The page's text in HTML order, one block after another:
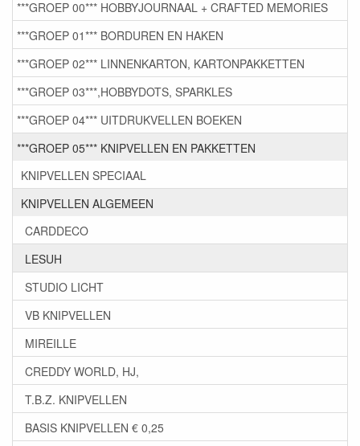
***GROEP 00*** HOBBYJOURNAAL + CRAFTED MEMORIES
***GROEP 01*** BORDUREN EN HAKEN
***GROEP 02*** LINNENKARTON, KARTONPAKKETTEN
***GROEP 03***,HOBBYDOTS, SPARKLES
***GROEP 04*** UITDRUKVELLEN BOEKEN
***GROEP 05*** KNIPVELLEN EN PAKKETTEN
KNIPVELLEN SPECIAAL
KNIPVELLEN ALGEMEEN
CARDDECO
LESUH
STUDIO LICHT
VB KNIPVELLEN
MIREILLE
CREDDY WORLD, HJ,
T.B.Z. KNIPVELLEN
BASIS KNIPVELLEN € 0,25